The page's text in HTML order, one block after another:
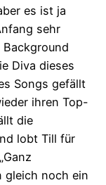
es ist ja
sehr
Diva dieses
Songs gefällt
ihren Top-
die
lobt Till für
gleich noch ein